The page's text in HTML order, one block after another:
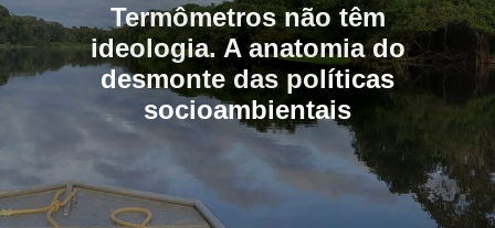
Termômetros não têm
ideologia. A anatomia do
desmonte das políticas
socioambientais